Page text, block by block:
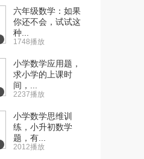
六年级数学：如果
你还不会，试试这
种...
1748播放
小学数学应用题，
求小学的上课时
间，...
2237播放
小学数学思维训
练，小升初数学
题，有...
2012播放